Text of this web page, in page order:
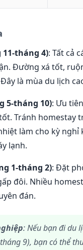
tháng 4): Tất cả
Đường xá tốt,
là mùa du lịch
5-tháng 10): Ưu
Tránh homestay
làm cho kỳ nghỉ
lạnh.
1-tháng 2): Đặt
đôi. Nhiều
đán.
: Nếu bạn đi du
9), bạn có thể